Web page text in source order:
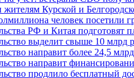
Курской и
человек посетили
РФ и Китая подготовят
выделит свыше 10 млрд
направит более 24,5
направит
продлило бесплатный